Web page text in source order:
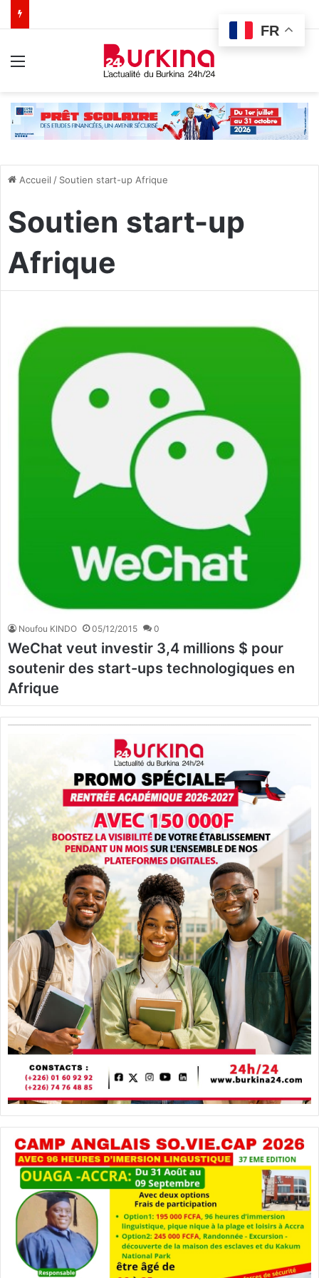
Accueil / Soutien start-up Afrique
Soutien start-up
Afrique
Noufou KINDO 05/12/2015 0
WeChat veut investir 3,4 millions $ pour
soutenir des start-ups technologiques en
Afrique
FR